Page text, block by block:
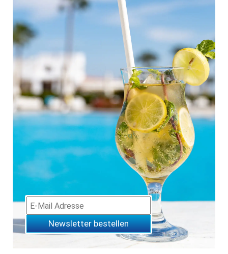
Newsletter bestellen